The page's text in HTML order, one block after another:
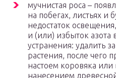
мучнистая роса –
на побегах, листьях и
недостаток
и (или) избыток азота
устранения: удалить
растения, после чего
настоем коровяка
нанесением